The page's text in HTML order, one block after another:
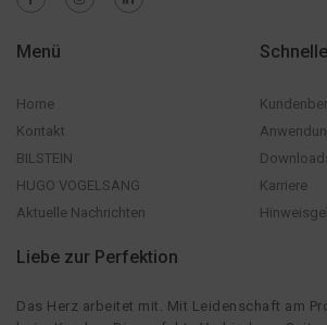
Menü
Home
Kontakt
BILSTEIN
HUGO VOGELSANG
Aktuelle Nachrichten
Karriere
Liebe zur Perfektion
Das Herz arbeitet mit. Mit Leidenschaft am